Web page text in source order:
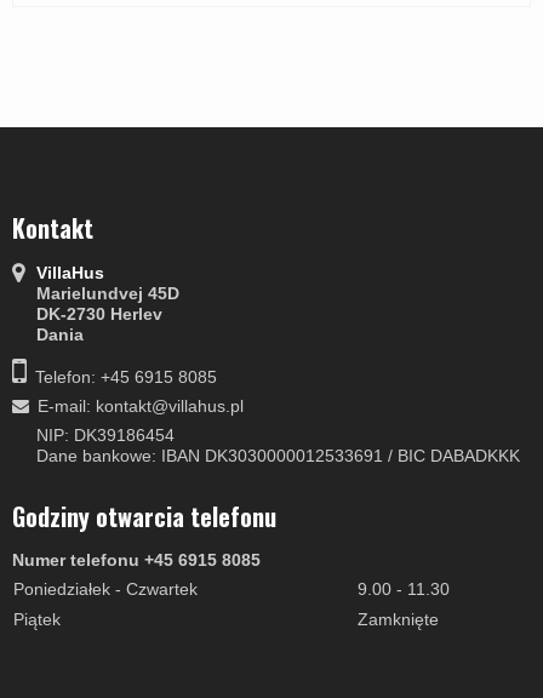
Kontakt
VillaHus
Marielundvej 45D
DK-2730 Herlev
Dania
Telefon: +45 6915 8085
E-mail: kontakt@villahus.pl
NIP: DK39186454
Dane bankowe: IBAN DK3030000012533691 / BIC DABADKKK
Godziny otwarcia telefonu
Numer telefonu +45 6915 8085
Poniedziałek - Czwartek
9.00 - 11.30
Piątek
Zamknięte